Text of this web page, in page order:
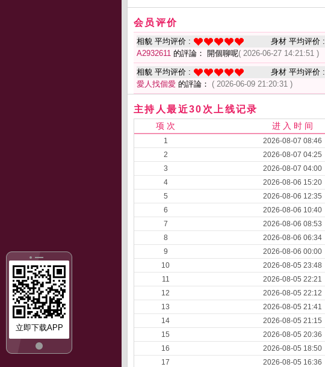
立即下载APP
会员评价
相貌 平均评价 : 身材 平均评价 :
A2932611 的評論： 開個聊呢( 2026-06-27 14:21:51 )
相貌 平均评价 : 身材 平均评价 :
愛人找個愛 的評論： ( 2026-06-09 21:20:31 )
主持人最近30次上线记录
项 次 进 入 时 间
1 2026-08-07 08:46
2
2026-08-07 04:25
3
2026-08-07 04:00
4
2026-08-06 15:20
5
2026-08-06 12:35
6
2026-08-06 10:40
7
2026-08-06 08:53
8
2026-08-06 06:34
9
2026-08-06 00:00
10
2026-08-05 23:48
11
2026-08-05 22:21
12
2026-08-05 22:12
13
2026-08-05 21:41
14
2026-08-05 21:15
15
2026-08-05 20:36
16
2026-08-05 18:50
17
2026-08-05 16:36